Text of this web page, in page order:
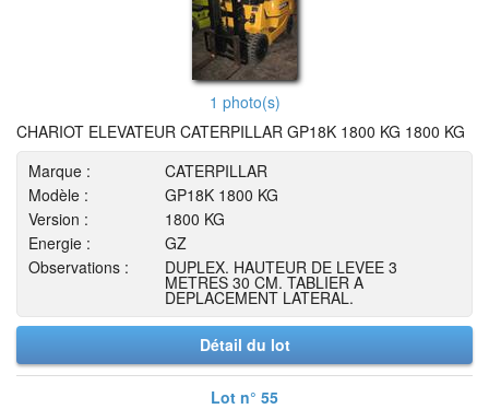
1 photo(s)
CHARIOT ELEVATEUR CATERPILLAR GP18K 1800 KG 1800 KG
Marque :
CATERPILLAR
Modèle :
GP18K 1800 KG
Version :
1800 KG
Energie :
GZ
Observations :
DUPLEX. HAUTEUR DE LEVEE 3
METRES 30 CM. TABLIER A
DEPLACEMENT LATERAL.
Détail du lot
Lot n° 55